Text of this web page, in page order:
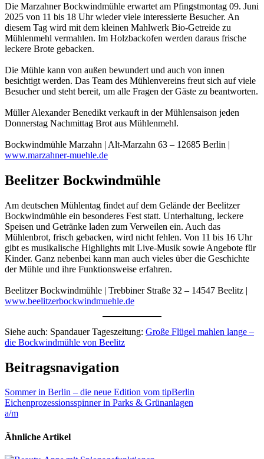
Die Marzahner Bockwindmühle erwartet am Pfingstmontag 09. Juni
2025 von 11 bis 18 Uhr wieder viele interessierte Besucher. An
diesem Tag wird mit dem kleinen Mahlwerk Bio-Getreide zu
Mühlenmehl vermahlen. Im Holzbackofen werden daraus frische
leckere Brote gebacken.
Die Mühle kann von außen bewundert und auch von innen
besichtigt werden. Das Team des Mühlenvereins freut sich auf viele
Besucher und steht bereit, um alle Fragen der Gäste zu beantworten.
Müller Alexander Benedikt verkauft in der Mühlensaison jeden
Donnerstag Nachmittag Brot aus Mühlenmehl.
Bockwindmühle Marzahn | Alt-Marzahn 63 – 12685 Berlin |
www.marzahner-muehle.de
Beelitzer Bockwindmühle
Am deutschen Mühlentag findet auf dem Gelände der Beelitzer
Bockwindmühle ein besonderes Fest statt. Unterhaltung, leckere
Speisen und Getränke laden zum Verweilen ein. Auch das
Mühlenbrot, frisch gebacken, wird nicht fehlen. Von 11 bis 16 Uhr
gibt es musikalische Highlights mit Live-Musik sowie Angebote für
Kinder. Ganz nebenbei kann man auch vieles über die Geschichte
der Mühle und ihre Funktionsweise erfahren.
Beelitzer Bockwindmühle | Trebbiner Straße 32 – 14547 Beelitz |
www.beelitzerbockwindmuehle.de
Siehe auch: Spandauer Tageszeitung: Große Flügel mahlen lange –
die Bockwindmühle von Beelitz
Beitragsnavigation
Sommer in Berlin – die neue Edition vom tipBerlin
Eichenprozessionsspinner in Parks & Grünanlagen
a/m
Ähnliche Artikel